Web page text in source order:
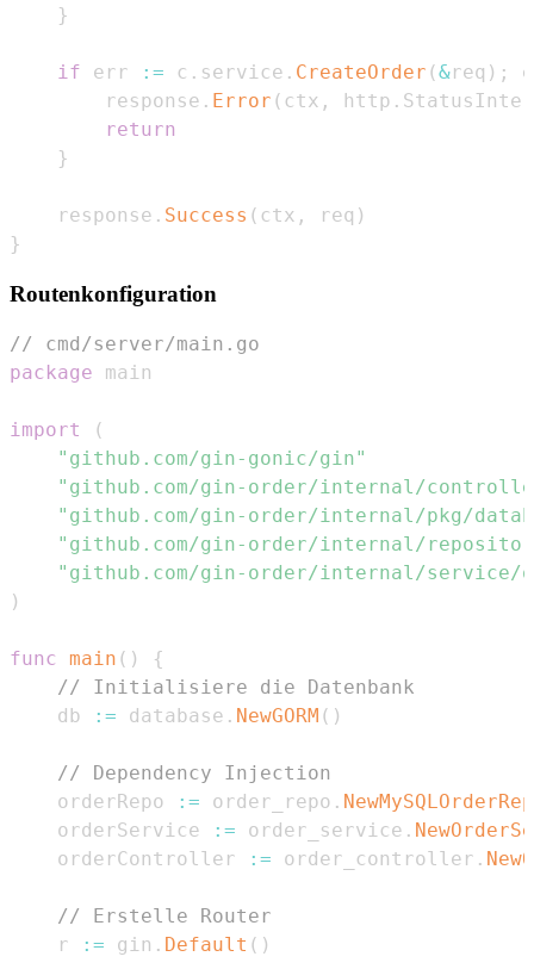
}
if err := c . service . CreateOrder (&req ) ;
        response
. Error ( ctx , http .
return
}
    response
. Success ( ctx , req )
}
Routenkonfiguration
// cmd/server/main.go
package
import
(
"github.com/gin-gonic/gin"
"github.com/gin-order/internal/
"github.com/gin-order/internal/pkg/
"github.com/gin-order/internal/
"github.com/gin-order/internal/service/
)
func main ( )
{
// Initialisiere die Datenbank
    db
:= database . NewGORM ( )
// Dependency Injection
    orderRepo
:= order_repo .
    orderService
:= order_service .
    orderController
:= order_controller .
// Erstelle Router
    r
:= gin . Default ( )